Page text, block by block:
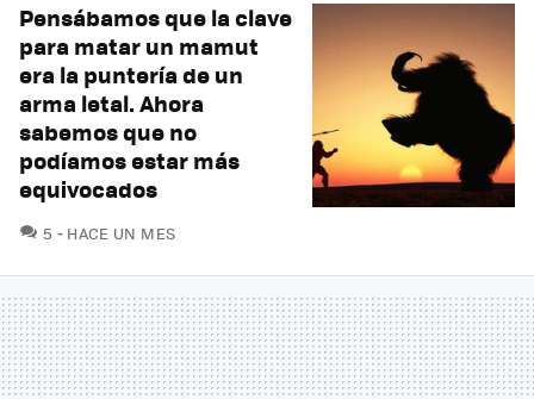
Pensábamos que la clave
para matar un mamut
era la puntería de un
arma letal. Ahora
sabemos que no
podíamos estar más
equivocados
5 COMENTARIOS
HACE UN MES